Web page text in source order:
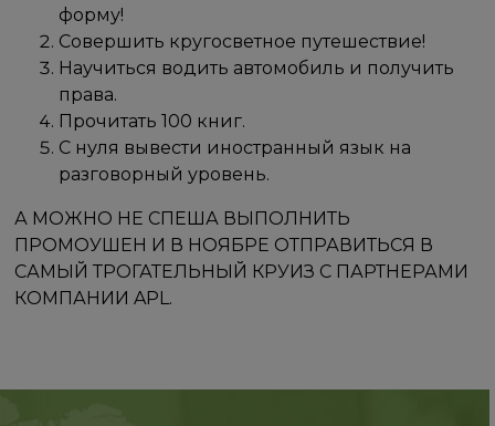
форму!
Совершить кругосветное путешествие!
Научиться водить автомобиль и получить
права.
Прочитать 100 книг.
С нуля вывести иностранный язык на
разговорный уровень.
А МОЖНО НЕ СПЕША ВЫПОЛНИТЬ
ПРОМОУШЕН И В НОЯБРЕ ОТПРАВИТЬСЯ В
САМЫЙ ТРОГАТЕЛЬНЫЙ КРУИЗ С ПАРТНЕРАМИ
КОМПАНИИ APL.